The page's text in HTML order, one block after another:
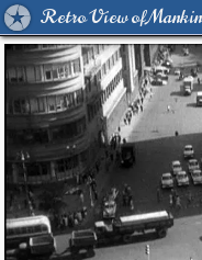
Retro View of